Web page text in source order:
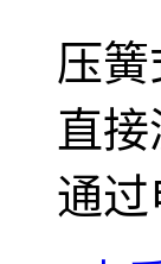
压
直
通过